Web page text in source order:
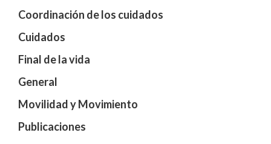
Coordinación de los cuidados
Cuidados
Final de la vida
General
Movilidad y Movimiento
Publicaciones